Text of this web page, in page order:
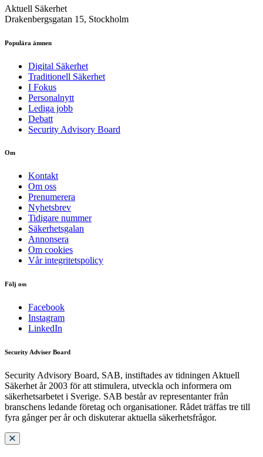
Aktuell Säkerhet
Drakenbergsgatan 15, Stockholm
Populära ämnen
Digital Säkerhet
Traditionell Säkerhet
I Fokus
Personalnytt
Lediga jobb
Debatt
Security Advisory Board
Om
Kontakt
Om oss
Prenumerera
Nyhetsbrev
Tidigare nummer
Säkerhetsgalan
Annonsera
Om cookies
Vår integritetspolicy
Följ oss
Facebook
Instagram
LinkedIn
Security Adviser Board
Security Advisory Board, SAB, instiftades av tidningen Aktuell
Säkerhet år 2003 för att stimulera, utveckla och informera om
säkerhetsarbetet i Sverige. SAB består av representanter från
branschens ledande företag och organisationer. Rådet träffas tre till
fyra gånger per år och diskuterar aktuella säkerhetsfrågor.